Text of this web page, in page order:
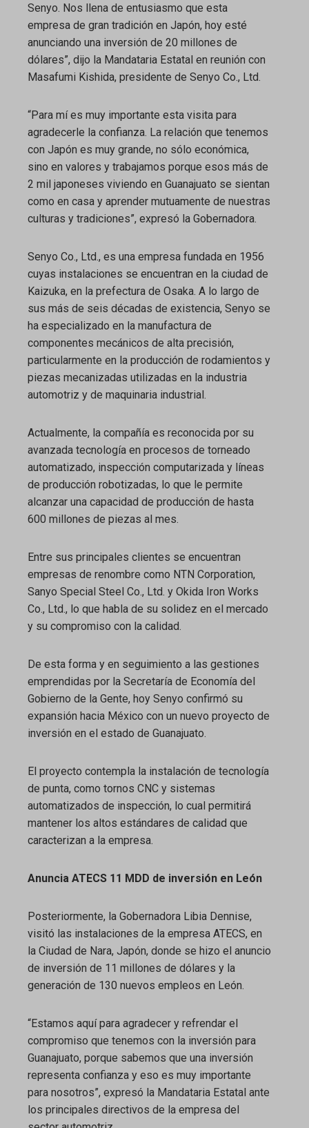
Senyo. Nos llena de entusiasmo que esta
empresa de gran tradición en Japón, hoy esté
anunciando una inversión de 20 millones de
dólares”, dijo la Mandataria Estatal en reunión con
Masafumi Kishida, presidente de Senyo Co., Ltd.
“Para mí es muy importante esta visita para
agradecerle la confianza. La relación que tenemos
con Japón es muy grande, no sólo económica,
sino en valores y trabajamos porque esos más de
2 mil japoneses viviendo en Guanajuato se sientan
como en casa y aprender mutuamente de nuestras
culturas y tradiciones”, expresó la Gobernadora.
Senyo Co., Ltd., es una empresa fundada en 1956
cuyas instalaciones se encuentran en la ciudad de
Kaizuka, en la prefectura de Osaka. A lo largo de
sus más de seis décadas de existencia, Senyo se
ha especializado en la manufactura de
componentes mecánicos de alta precisión,
particularmente en la producción de rodamientos y
piezas mecanizadas utilizadas en la industria
automotriz y de maquinaria industrial.
Actualmente, la compañía es reconocida por su
avanzada tecnología en procesos de torneado
automatizado, inspección computarizada y líneas
de producción robotizadas, lo que le permite
alcanzar una capacidad de producción de hasta
600 millones de piezas al mes.
Entre sus principales clientes se encuentran
empresas de renombre como NTN Corporation,
Sanyo Special Steel Co., Ltd. y Okida Iron Works
Co., Ltd., lo que habla de su solidez en el mercado
y su compromiso con la calidad.
De esta forma y en seguimiento a las gestiones
emprendidas por la Secretaría de Economía del
Gobierno de la Gente, hoy Senyo confirmó su
expansión hacia México con un nuevo proyecto de
inversión en el estado de Guanajuato.
El proyecto contempla la instalación de tecnología
de punta, como tornos CNC y sistemas
automatizados de inspección, lo cual permitirá
mantener los altos estándares de calidad que
caracterizan a la empresa.
Anuncia ATECS 11 MDD de inversión en León
Posteriormente, la Gobernadora Libia Dennise,
visitó las instalaciones de la empresa ATECS, en
la Ciudad de Nara, Japón, donde se hizo el anuncio
de inversión de 11 millones de dólares y la
generación de 130 nuevos empleos en León.
“Estamos aquí para agradecer y refrendar el
compromiso que tenemos con la inversión para
Guanajuato, porque sabemos que una inversión
representa confianza y eso es muy importante
para nosotros”, expresó la Mandataria Estatal ante
los principales directivos de la empresa del